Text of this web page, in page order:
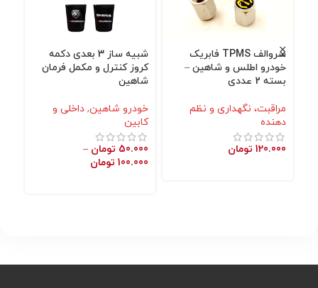
سروالف TPMS فابریک
خودرو اطلس و شاهین –
بسته 2 عددی
مراقبت، نگهداری و نظم
دهنده
120.000 تومان
شبیه ساز 3 بعدی دکمه
کروز کنترل و مکمل فرمان
شاهین
خودرو شاهین, داخلی و
کابین
50.000 تومان –
100.000 تومان